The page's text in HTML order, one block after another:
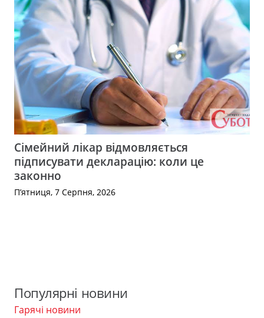
Сімейний лікар відмовляється
підписувати декларацію: коли це
законно
П’ятниця, 7 Серпня, 2026
Популярні новини
Гарячі новини